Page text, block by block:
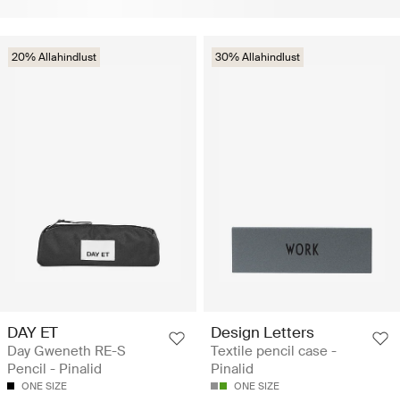
20% Allahindlust
DAY ET
Day Gweneth RE-S
Pencil - Pinalid
ONE SIZE
30% Allahindlust
Design Letters
Textile pencil case -
Pinalid
ONE SIZE